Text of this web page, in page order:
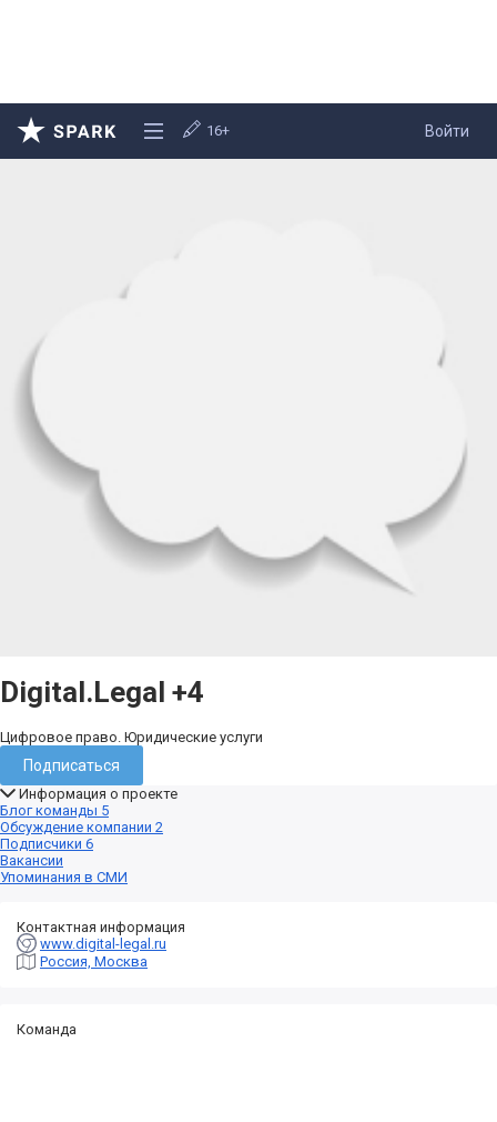
Войти
16+
Digital.Legal +4
Цифровое право. Юридические услуги
Подписаться
Информация о проекте
Блог команды 5
Обсуждение компании 2
Подписчики 6
Вакансии
Упоминания в СМИ
Контактная информация
www.digital-legal.ru
Россия, Москва
Команда